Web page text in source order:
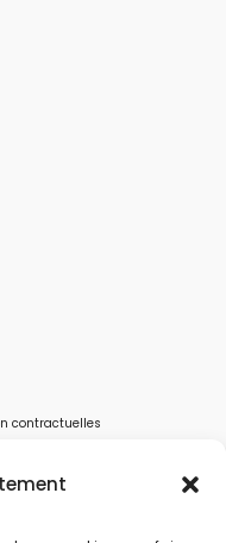
contractuelles
pour récupérer l’eau de
potabiliser l’eau d’un forage,